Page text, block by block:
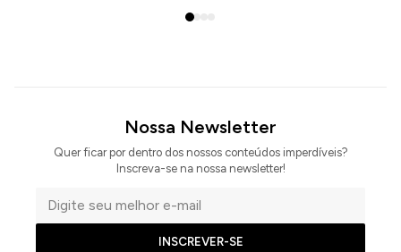
Nossa Newsletter
Quer ficar por dentro dos nossos conteúdos imperdíveis?
Inscreva-se na nossa newsletter!
Seu
e-
mail
INSCREVER-SE